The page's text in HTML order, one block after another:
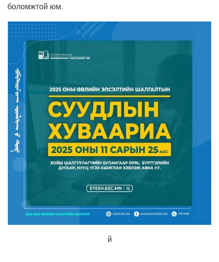
боломжтой юм.
й